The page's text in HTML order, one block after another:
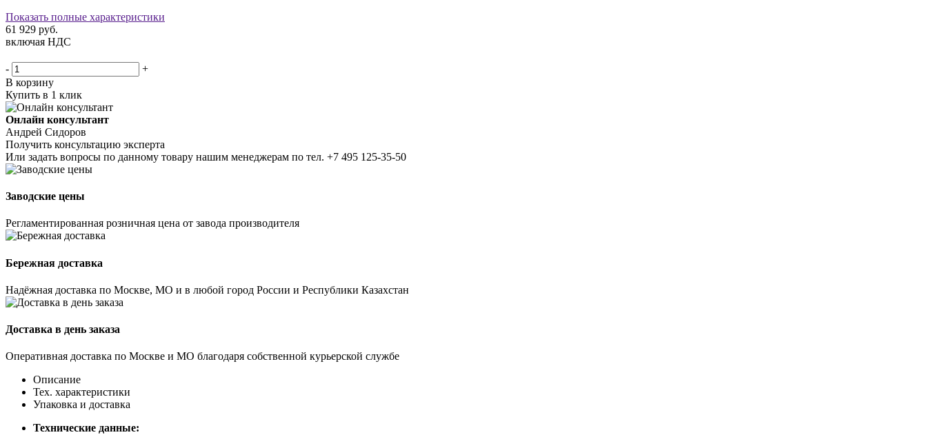
Показать полные характеристики
61 929 руб.
включая НДС
-
+
В корзину
Купить в 1 клик
Онлайн консультант
Андрей Сидоров
Получить консультацию эксперта
Или задать вопросы по данному товару нашим менеджерам по тел. +7 495 125-35-50
Заводские цены
Регламентированная розничная цена от завода производителя
Бережная доставка
Надёжная доставка по Москве, МО и в любой город России и Республики Казахстан
Доставка в день заказа
Оперативная доставка по Москве и МО благодаря собственной курьерской службе
Описание
Тех. характеристики
Упаковка и доставка
Технические данные: